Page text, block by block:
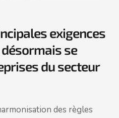
exigences
se
du secteur
des règles